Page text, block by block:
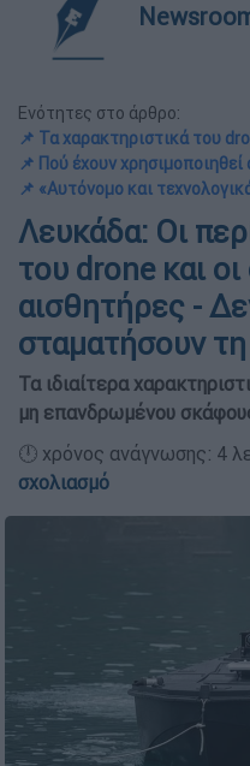
Ενότητες στο άρθρο:
📌 Τα χαρακτηριστικά του
📌 Πού έχουν
📌 «Αυτόνομο και
Λευκάδα: Οι
του drone και
αισθητήρες -
σταματήσουν
Τα ιδιαίτερα
μη επανδρωμένου
🕛 χρόνος ανάγνωσης:
σχολιασμό